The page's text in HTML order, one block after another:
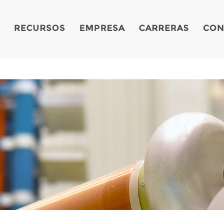
RECURSOS EMPRESA CARRERAS